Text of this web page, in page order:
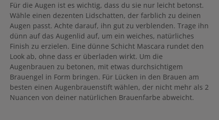
Für die Augen ist es wichtig, dass du sie nur leicht betonst.
Wähle einen dezenten Lidschatten, der farblich zu deinen
Augen passt. Achte darauf, ihn gut zu verblenden. Trage ihn
dünn auf das Augenlid auf, um ein weiches, natürliches
Finish zu erzielen. Eine dünne Schicht Mascara rundet den
Look ab, ohne dass er überladen wirkt. Um die
Augenbrauen zu betonen, mit etwas durchsichtigem
Brauengel in Form bringen. Für Lücken in den Brauen am
besten einen Augenbrauenstift wählen, der nicht mehr als 2
Nuancen von deiner natürlichen Brauenfarbe abweicht.